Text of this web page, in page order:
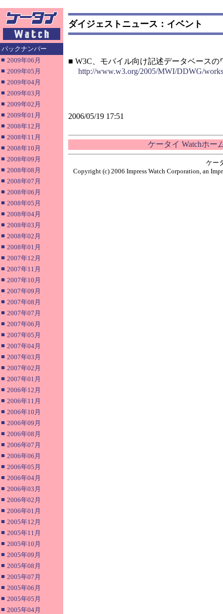
バックナンバー
■ 2009年06月
■ 2009年05月
■ 2009年04月
■ 2009年03月
■ 2009年02月
■ 2009年01月
■ 2008年12月
■ 2008年11月
■ 2008年10月
■ 2008年09月
■ 2008年08月
■ 2008年07月
■ 2008年06月
■ 2008年05月
■ 2008年04月
■ 2008年03月
■ 2008年02月
■ 2008年01月
■ 2007年12月
■ 2007年11月
■ 2007年10月
■ 2007年09月
■ 2007年08月
■ 2007年07月
■ 2007年06月
■ 2007年05月
■ 2007年04月
■ 2007年03月
■ 2007年02月
■ 2007年01月
■ 2006年12月
■ 2006年11月
■ 2006年10月
■ 2006年09月
■ 2006年08月
■ 2006年07月
■ 2006年06月
■ 2006年05月
■ 2006年04月
■ 2006年03月
■ 2006年02月
■ 2006年01月
■ 2005年12月
■ 2005年11月
■ 2005年10月
■ 2005年09月
■ 2005年08月
■ 2005年07月
■ 2005年06月
■ 2005年05月
■ 2005年04月
ダイジェストニュース：イベント
■ W3C、モバイル向け記述データベースの
http://www.w3.org/2005/MWI/DDWG/
2006/05/19 17:51
ケータイ Watchホー
ケー
Copyright (c) 2006 Impress Watch Corporation, an